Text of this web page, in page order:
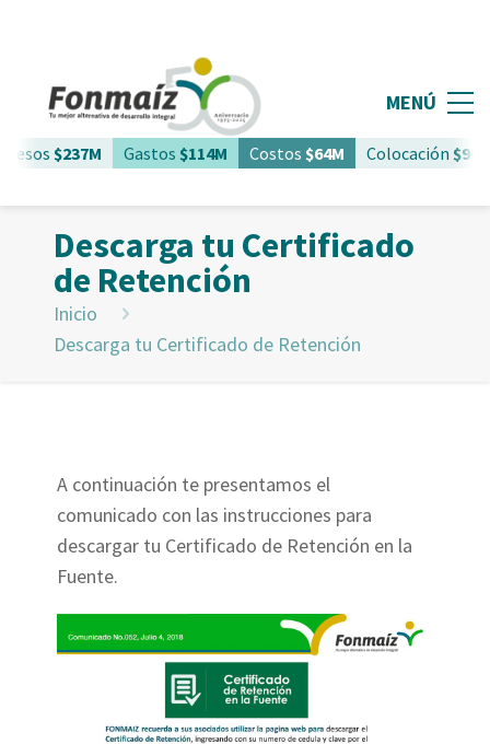
$237M Gastos$114M Costos$64M Colocación
MENÚ
Descarga tu Certificado
de Retención
Inicio
Descarga tu Certificado de Retención
A continuación te presentamos el
comunicado con las instrucciones para
descargar tu Certificado de Retención en la
Fuente.